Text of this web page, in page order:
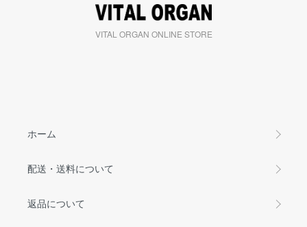
VITAL ORGAN ONLINE STORE
ホーム
配送・送料について
返品について